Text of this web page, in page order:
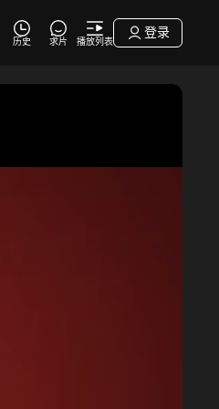
历史 求片 播放列表
登录